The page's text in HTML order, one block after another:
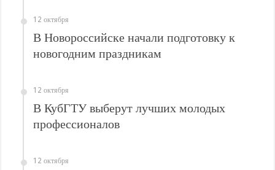
Важные правила обращения в вашу страховую компанию
В городах и районах Кубани отметили День России
Стартовал прием заявок на 20-й юбилейный молодежный форум «Регион 93»
12 октября
В Новороссийске начали подготовку к
новогодним праздникам
12 октября
В КубГТУ выберут лучших молодых
профессионалов
12 октября